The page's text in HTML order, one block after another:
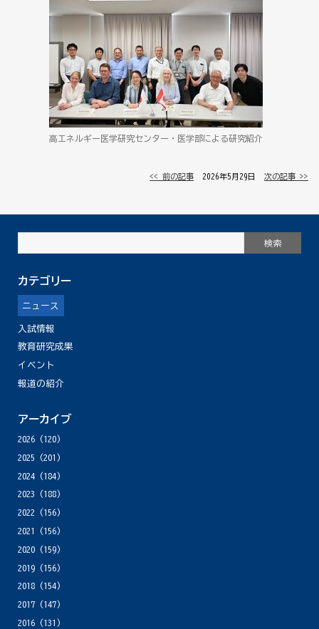
高エネルギー医学研究センター・医学部による研究紹介
<< 前の記事 │ 2026年5月29日 │次の記事 >>
カテゴリー
ニュース
入試情報
教育研究成果
イベント
報道の紹介
アーカイブ
2026(120)
2025 (201)
2024(184)
2023 (188)
2022 (156)
2021
(156)
2020(159)
2019(156)
2018(154)
2017(147)
2016(131)